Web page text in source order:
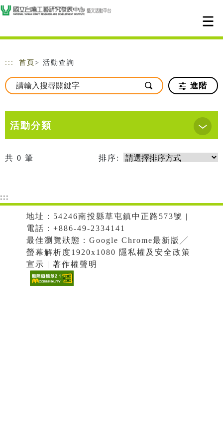
跳到主要內容
網站導覽
::: 首頁 > 活動查詢
進階
活動分類
共 0 筆 排序:
:::
地址：54246南投縣草屯鎮中正路573號 |
電話：+886-49-2334141
最佳瀏覽狀態：Google Chrome最新版╱
螢幕解析度1920x1080 隱私權及安全政策
宣示 | 著作權聲明